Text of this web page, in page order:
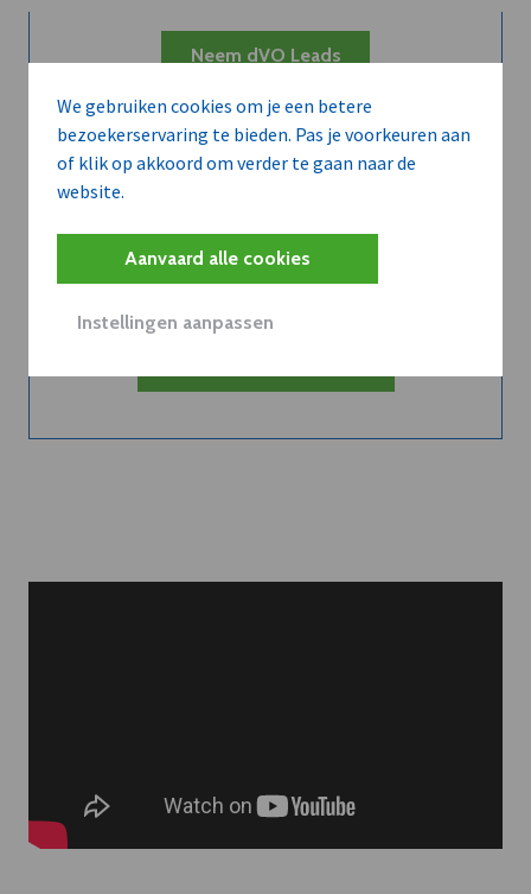
We gebruiken cookies om je een betere
bezoekerservaring te bieden. Pas je voorkeuren aan
of klik op akkoord om verder te gaan naar de
website.
Aanvaard alle cookies
Instellingen aanpassen
Neem dVO Leads
Belangrijk nieuws te
delen?